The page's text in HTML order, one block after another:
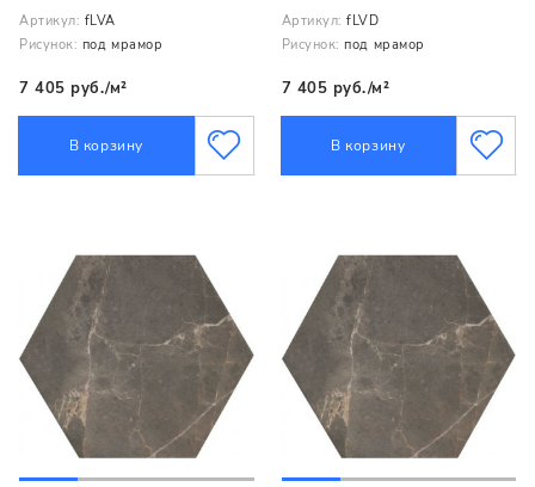
Артикул: fLVA
Рисунок: под мрамор
7 405 руб./м²
В корзину
Артикул: fLVD
Рисунок: под мрамор
7 405 руб./м²
В корзину